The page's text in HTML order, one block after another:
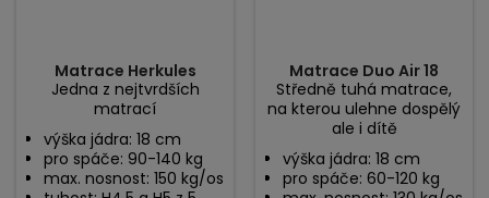
Matrace Herkules
Jedna z nejtvrdších
matrací
výška jádra: 18 cm
pro spáče: 90-140 kg
max. nosnost: 150 kg/os
Matrace Duo Air 18
Středně tuhá matrace,
na kterou ulehne dospělý
ale i dítě
výška jádra: 18 cm
pro spáče: 60-120 kg